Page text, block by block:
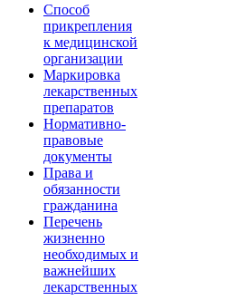
Способ
прикрепления
к медицинской
организации
Маркировка
лекарственных
препаратов
Нормативно-
правовые
документы
Права и
обязанности
гражданина
Перечень
жизненно
необходимых и
важнейших
лекарственных